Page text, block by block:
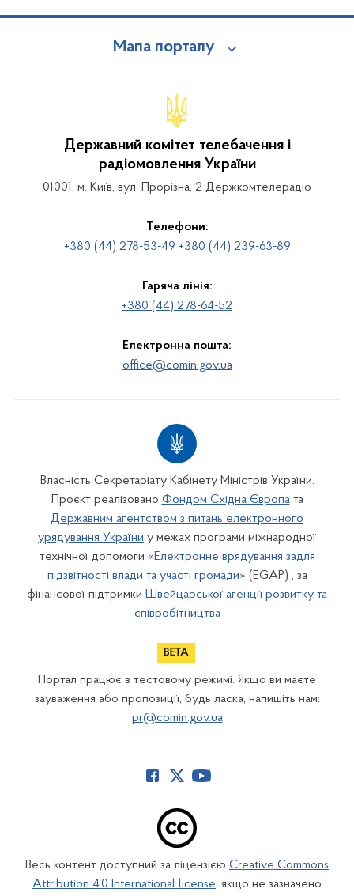
Мапа порталу
Державний комітет телебачення і
радіомовлення України
01001, м. Київ, вул. Прорізна, 2 Держкомтелерадіо
Телефони:
+380 (44) 278-53-49 +380 (44) 239-63-89
Гаряча лінія:
+380 (44) 278-64-52
Електронна пошта:
office@comin.gov.ua
Власність Секретаріату Кабінету Міністрів України.
Проєкт реалізовано Фондом Східна Європата
Державним агентством з питань електронного
урядування України у межах програми міжнародної
технічної допомоги «Електронне врядування задля
підзвітності влади та участі громади» (EGAP) , за
фінансової підтримки Швейцарської агенції розвитку та
співробітництва
Портал працює в тестовому режимі. Якщо ви маєте
зауваження або пропозиції, будь ласка, напишіть нам:
pr@comin.gov.ua
Весь контент доступний за ліцензією Creative Commons
Attribution 4.0 International license, якщо не зазначено